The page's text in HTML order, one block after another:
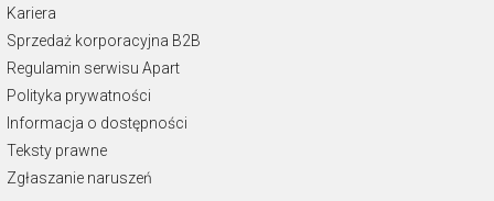
Kariera
Sprzedaż korporacyjna B2B
Regulamin serwisu Apart
Polityka prywatności
Informacja o dostępności
Teksty prawne
Zgłaszanie naruszeń